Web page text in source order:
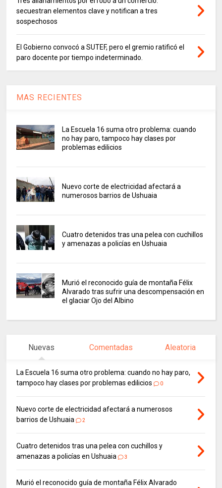
secuestran elementos clave y notifican a tres
sospechosos
El Gobierno convocó a SUTEF, pero el gremio ratificó el
paro docente por tiempo indeterminado.
MAS RECIENTES
La Escuela 16 suma otro problema: cuando
no hay paro, tampoco hay clases por
problemas edilicios
Nuevo corte de electricidad afectará a
numerosos barrios de Ushuaia
Cuatro detenidos tras una pelea con cuchillos
y amenazas a policías en Ushuaia
Murió el reconocido guía de montaña Félix
Alvarado tras sufrir una descompensación en
el glaciar Ojo del Albino
Nuevas Comentadas Aleatoria
La Escuela 16 suma otro problema: cuando no hay paro,
tampoco hay clases por problemas edilicios
0
Nuevo corte de electricidad afectará a numerosos
barrios de Ushuaia
2
Cuatro detenidos tras una pelea con cuchillos y
amenazas a policías en Ushuaia
3
Murió el reconocido guía de montaña Félix Alvarado